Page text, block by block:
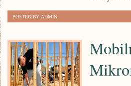
POSTED BY ADMIN